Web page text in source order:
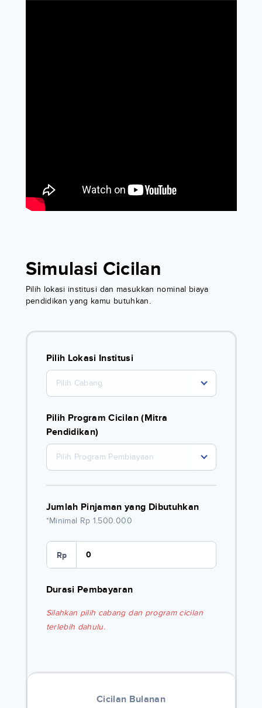
Simulasi Cicilan
Pilih lokasi institusi dan masukkan nominal biaya
pendidikan yang kamu butuhkan.
Pilih Lokasi Institusi
Pilih Cabang
Pilih Program Cicilan (Mitra
Pendidikan)
Pilih Program Pembiayaan
Jumlah Pinjaman yang Dibutuhkan
*Minimal Rp 1.500.000
Rp
Durasi Pembayaran
Silahkan pilih cabang dan program cicilan
terlebih dahulu.
Cicilan Bulanan